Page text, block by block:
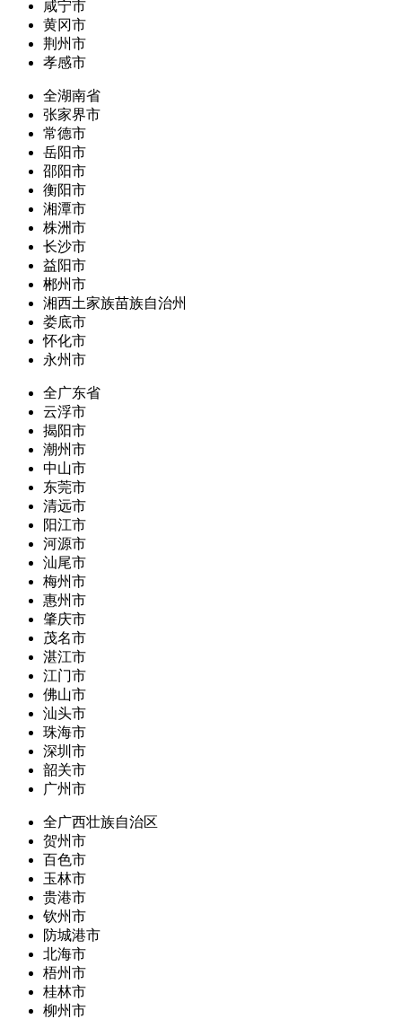
咸宁市
黄冈市
荆州市
孝感市
全湖南省
张家界市
常德市
岳阳市
邵阳市
衡阳市
湘潭市
株洲市
长沙市
益阳市
郴州市
湘西土家族苗族自治州
娄底市
怀化市
永州市
全广东省
云浮市
揭阳市
潮州市
中山市
东莞市
清远市
阳江市
河源市
汕尾市
梅州市
惠州市
肇庆市
茂名市
湛江市
江门市
佛山市
汕头市
珠海市
深圳市
韶关市
广州市
全广西壮族自治区
贺州市
百色市
玉林市
贵港市
钦州市
防城港市
北海市
梧州市
桂林市
柳州市